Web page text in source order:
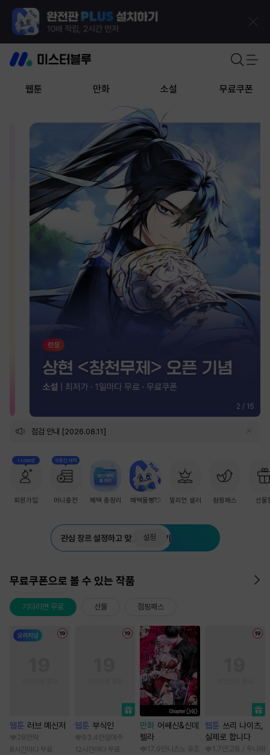
웹툰 만화 소설 무료쿠폰
2 / 15
점검 안내 [2026.08.11]
+1,000원
회원가입
첫충전 혜택
머니충전 혜택 총정리 혜택몰빵💘 밀리언 셀러 점핑패스 선물
관심 장르 설정하고 맞춤 추천 받기
설정
무료쿠폰으로 볼 수 있는 작품
기다리면 무료 선물 점핑패스
웹툰 러브 메신저
28만 딱
8시간마다 무료
웹툰 부식인
93.4만 임애주
12시간마다 무료
만화 어쌔신&신데
렐라
17.9만 나츠노 유조
웹툰 쓰리 나이츠,
실제로 합니다
1.7만 고토 / 두나래